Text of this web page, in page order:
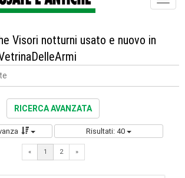
Visori notturni usato e nuovo in
RICERCA AVANZATA
Risultati: 40
« 1 2 »Next